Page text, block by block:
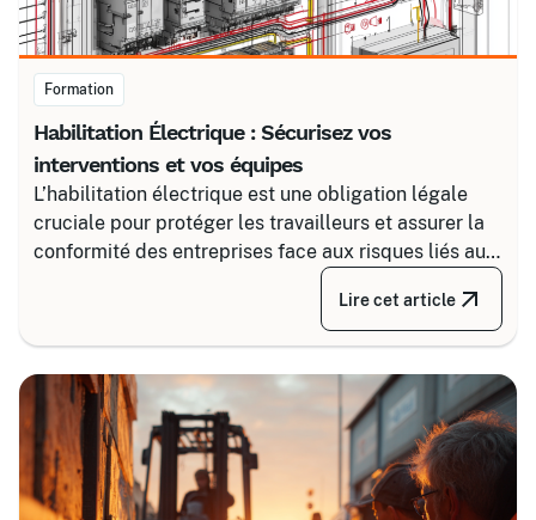
Formation
Habilitation Électrique : Sécurisez vos
interventions et vos équipes
L’habilitation électrique est une obligation légale
cruciale pour protéger les travailleurs et assurer la
conformité des entreprises face aux risques liés au
courant. Certalis vous accompagne avec des
formations sur-mesure, initiales ou de recyclage,
pour maîtriser tous les niveaux de sécurité, du
tension.
Lire cet article